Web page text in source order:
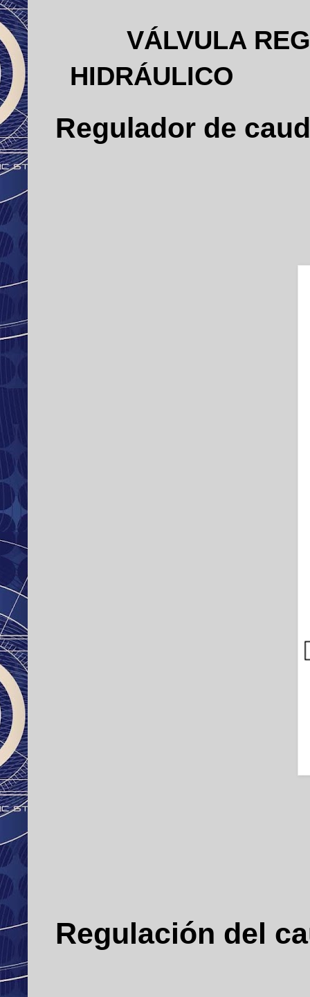
VÁLVULA
HIDRÁULICO
Regulador de
Regulación del